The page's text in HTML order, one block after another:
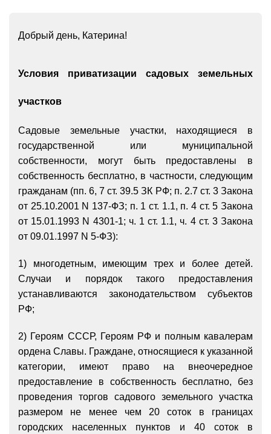
Добрый день, Катерина!
Условия приватизации садовых земельных
участков
Садовые земельные участки, находящиеся в
государственной или муниципальной
собственности, могут быть предоставлены в
собственность бесплатно, в частности, следующим
гражданам (пп. 6, 7 ст. 39.5 ЗК РФ; п. 2.7 ст. 3 Закона
от 25.10.2001 N 137-ФЗ; п. 1 ст. 1.1, п. 4 ст. 5 Закона
от 15.01.1993 N 4301-1; ч. 1 ст. 1.1, ч. 4 ст. 3 Закона
от 09.01.1997 N 5-ФЗ):
1) многодетным, имеющим трех и более детей.
Случаи и порядок такого предоставления
устанавливаются законодательством субъектов
РФ;
2) Героям СССР, Героям РФ и полным кавалерам
ордена Славы. Граждане, относящиеся к указанной
категории, имеют право на внеочередное
предоставление в собственность бесплатно, без
проведения торгов садового земельного участка
размером не менее чем 20 соток в границах
городских населенных пунктов и 40 соток в